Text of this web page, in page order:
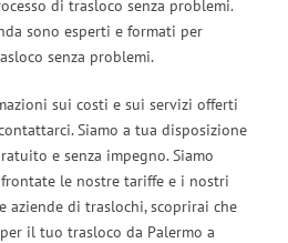
di trasloco senza problemi.
sono esperti e formati per
senza problemi.
sui costi e sui servizi offerti
Siamo a tua disposizione
e senza impegno. Siamo
le nostre tariffe e i nostri
aziende di traslochi, scoprirai che
il tuo trasloco da Palermo a